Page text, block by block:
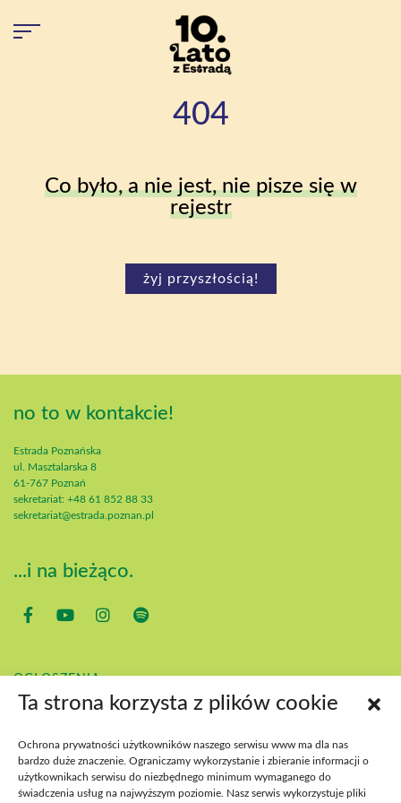
Ta strona korzysta z plików cookie
Ochrona prywatności użytkowników naszego serwisu www ma dla nas
bardzo duże znaczenie. Ograniczamy wykorzystanie i zbieranie informacji o
użytkownikach serwisu do niezbędnego minimum wymaganego do
świadczenia usług na najwyższym poziomie. Nasz serwis wykorzystuje pliki
404
Co było, a nie jest, nie pisze się w
rejestr
żyj przyszłością!
no to w kontakcie!
Estrada Poznańska
ul. Masztalarska 8
61-767 Poznań
sekretariat: +48 61 852 88 33
sekretariat@estrada.poznan.pl
...i na bieżąco.
OGŁOSZENIA
KONTAKT
BIP
DEKLARACJA DOSTĘPNOŚCI
DOSTĘPNOŚĆ WYDARZEŃ